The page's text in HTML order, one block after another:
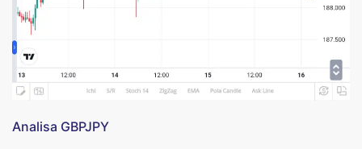
Analisa GBPJPY